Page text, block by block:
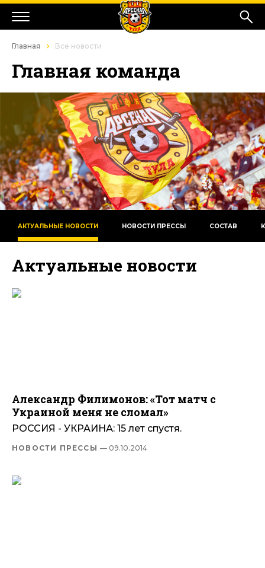
Главная Все новости
Главная команда
АКТУАЛЬНЫЕ НОВОСТИ НОВОСТИ ПРЕССЫ СОСТАВ
Актуальные новости
Александр Филимонов: «Тот матч с
Украиной меня не сломал»
РОССИЯ - УКРАИНА: 15 лет спустя.
НОВОСТИ ПРЕССЫ — 09.10.2014